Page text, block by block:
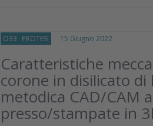
O33 PROTESI 15 Giugno 2022
Caratteristiche
corone in disilicato
metodica CAD/CAM
presso/stampate in